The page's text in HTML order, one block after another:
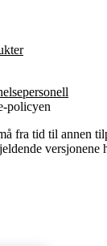
policyen
fra tid til annen